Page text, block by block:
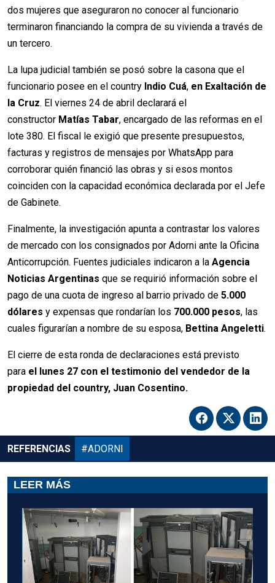
dos mujeres que aseguraron no conocer al funcionario
terminaron financiando la compra de su vivienda a través de
un tercero.
La lupa judicial también se posó sobre la casona que el
funcionario posee en el country Indio Cuá, en Exaltación de
la Cruz. El viernes 24 de abril declarará el
constructor Matías Tabar, encargado de las reformas en el
lote 380. El fiscal le exigió que presente presupuestos,
facturas y registros de mensajes por WhatsApp para
corroborar quién financió las obras y si esos montos
coinciden con la capacidad económica declarada por el Jefe
de Gabinete.
Finalmente, la investigación apunta a contrastar los valores
de mercado con los consignados por Adorni ante la Oficina
Anticorrupción. Fuentes judiciales indicaron a la Agencia
Noticias Argentinas que se requirió información sobre el
pago de una cuota de ingreso al barrio privado de 5.000
dólares y expensas que rondarían los 700.000 pesos, las
cuales figurarían a nombre de su esposa, Bettina Angeletti.
El cierre de esta ronda de declaraciones está previsto
para el lunes 27 con el testimonio del vendedor de la
propiedad del country, Juan Cosentino.
REFERENCIAS #ADORNI
LEER MÁS